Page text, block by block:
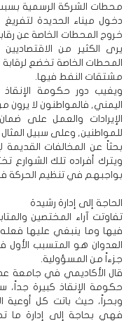
محطات الشركة الرسمية
دخول ميناء الحديدة
خروج المحطات الخاصة عن
يرى الكثير من
المحطات الخاصة تخضع
مشتقات النفط فيها.
ويغيب دور حكومة
اليمني, فالمواطنون لا
الإيرادات والعمل على
للمواطنين, وعلى سبيل
بحثاً عن المخالفات القديمة
ويترك أفراده تلك الشوارع
بواجبهم في تنظيم الحركة
الحاجة إلى إدارة رشيدة
تفاوتت آراء المختصين
فيها وما ينبغي عليها
العدوان هو المتسبب الأول
جزءاً من المسؤولية.
قال الأكاديمي في جامعة
حكومة الإنقاذ كبيرة جداً،
وبحراً، حيث باتت كل أوعية
فهي بحاجة إلى إدارة ما